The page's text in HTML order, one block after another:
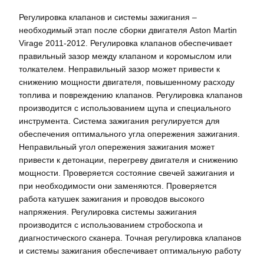
Регулировка клапанов и системы зажигания –
необходимый этап после сборки двигателя Aston Martin
Virage 2011-2012. Регулировка клапанов обеспечивает
правильный зазор между клапаном и коромыслом или
толкателем. Неправильный зазор может привести к
снижению мощности двигателя, повышенному расходу
топлива и повреждению клапанов. Регулировка клапанов
производится с использованием щупа и специального
инструмента. Система зажигания регулируется для
обеспечения оптимального угла опережения зажигания.
Неправильный угол опережения зажигания может
привести к детонации, перегреву двигателя и снижению
мощности. Проверяется состояние свечей зажигания и
при необходимости они заменяются. Проверяется
работа катушек зажигания и проводов высокого
напряжения. Регулировка системы зажигания
производится с использованием стробоскопа и
диагностического сканера. Точная регулировка клапанов
и системы зажигания обеспечивает оптимальную работу